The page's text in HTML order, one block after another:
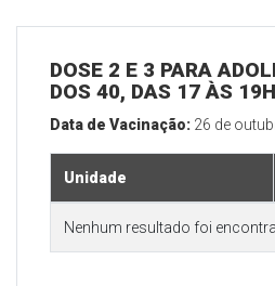
DOSE 2 E 3 PARA
DOS 40, DAS 17 ÀS
Data de Vacinação: 26 de
Unidade
Nenhum resultado foi